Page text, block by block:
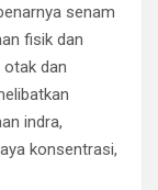
senam
fisik dan
dan
indra,
konsentrasi,